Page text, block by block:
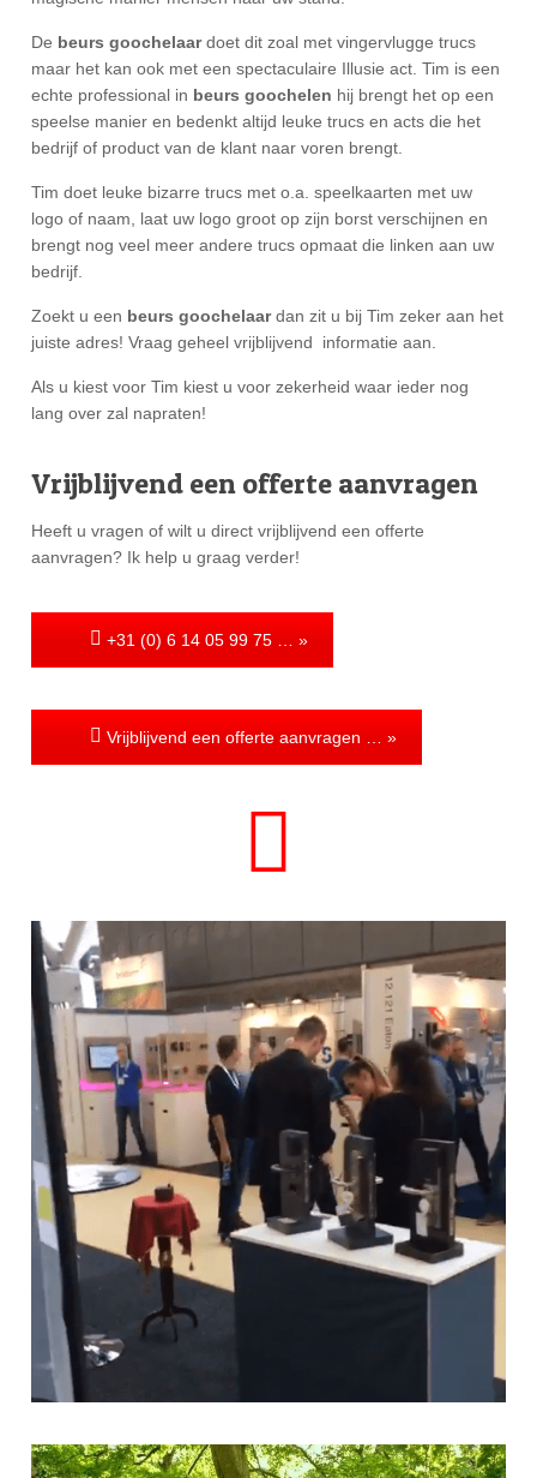
De beurs goochelaardoet dit zoal met vingervlugge trucs
maar het kan ook met een spectaculaire Illusie act. Tim is een
echte professional in beurs goochelen hij brengt het op een
speelse manier en bedenkt altijd leuke trucs en acts die het
bedrijf of product van de klant naar voren brengt.
Tim doet leuke bizarre trucs met o.a. speelkaarten met uw
logo of naam, laat uw logo groot op zijn borst verschijnen en
brengt nog veel meer andere trucs opmaat die linken aan uw
bedrijf.
Zoekt u een beurs goochelaardan zit u bij Tim zeker aan het
juiste adres! Vraag geheel vrijblijvend informatie aan.
Als u kiest voor Tim kiest u voor zekerheid waar ieder nog
lang over zal napraten!
Vrijblijvend een offerte aanvragen
Heeft u vragen of wilt u direct vrijblijvend een offerte
aanvragen? Ik help u graag verder!
+31 (0) 6 14 05 99 75 … »
Vrijblijvend een offerte aanvragen … »